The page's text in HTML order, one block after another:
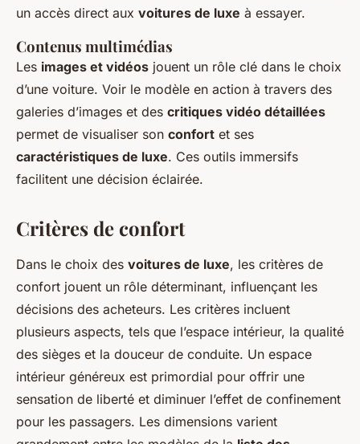
un accès direct aux voitures de luxe à essayer.
Contenus multimédias
Les images et vidéos jouent un rôle clé dans le choix
d’une voiture. Voir le modèle en action à travers des
galeries d’images et des critiques vidéo détaillées
permet de visualiser son confort et ses
caractéristiques de luxe. Ces outils immersifs
facilitent une décision éclairée.
Critères de confort
Dans le choix des voitures de luxe, les critères de
confort jouent un rôle déterminant, influençant les
décisions des acheteurs. Les critères incluent
plusieurs aspects, tels que l’espace intérieur, la qualité
des sièges et la douceur de conduite. Un espace
intérieur généreux est primordial pour offrir une
sensation de liberté et diminuer l’effet de confinement
pour les passagers. Les dimensions varient